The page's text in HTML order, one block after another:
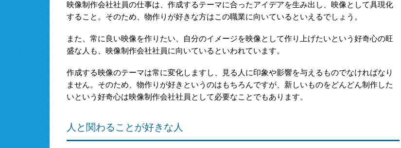
映像制作会社社員の仕事は、作成するテーマに合ったアイデアを生み出し、映像として具現化
すること。そのため、物作りが好きな方はこの職業に向いているといえるでしょう。
また、常に良い映像を作りたい、自分のイメージを映像として作り上げたいという好奇心の旺
盛な人も、映像制作会社社員に向いているといわれています。
作成する映像のテーマは常に変化しますし、見る人に印象や影響を与えるものでなければなり
ません。そのため、物作りが好きというのはもちろんですが、新しいものをどんどん制作した
いという好奇心は映像制作会社社員として必要なことでもあります。
人と関わることが好きな人